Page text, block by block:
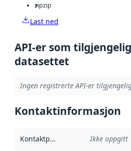
zipzip
Last ned
API-er som
datasettet
Ingen registrerte API-er
Kontaktinformasjon
Kontaktpunkt Ikke oppgitt